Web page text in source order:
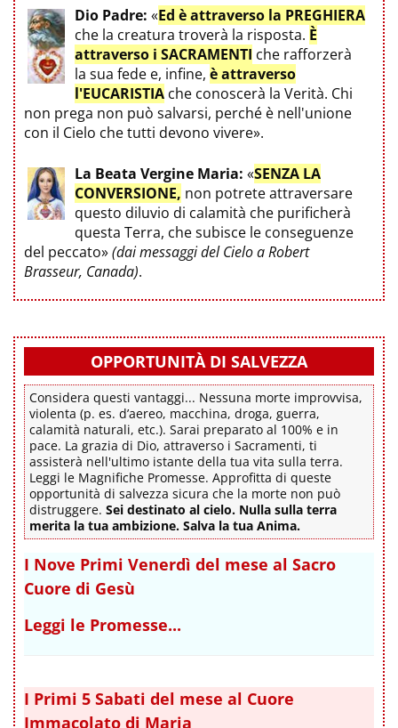
Dio Padre: «Ed è attraverso la PREGHIERA
che la creatura troverà la risposta. È
attraverso i SACRAMENTI che rafforzerà
la sua fede e, infine, è attraverso
l'EUCARISTIA che conoscerà la Verità. Chi
non prega non può salvarsi, perché è nell'unione
con il Cielo che tutti devono vivere».
La Beata Vergine Maria: «SENZA LA
CONVERSIONE, non potrete attraversare
questo diluvio di calamità che purificherà
questa Terra, che subisce le conseguenze
del peccato»(dai messaggi del Cielo a Robert
Brasseur, Canada).
OPPORTUNITÀ DI SALVEZZA
Considera questi vantaggi... Nessuna morte improvvisa,
violenta (p. es. d’aereo, macchina, droga, guerra,
calamità naturali, etc.). Sarai preparato al 100% e in
pace. La grazia di Dio, attraverso i Sacramenti, ti
assisterà nell'ultimo istante della tua vita sulla terra.
Leggi le Magnifiche Promesse. Approfitta di queste
opportunità di salvezza sicura che la morte non può
distruggere. Sei destinato al cielo. Nulla sulla terra
merita la tua ambizione. Salva la tua Anima.
I Nove Primi Venerdì del mese al Sacro
Cuore di Gesù
Leggi le Promesse...
I Primi 5 Sabati del mese al Cuore
Immacolato di Maria